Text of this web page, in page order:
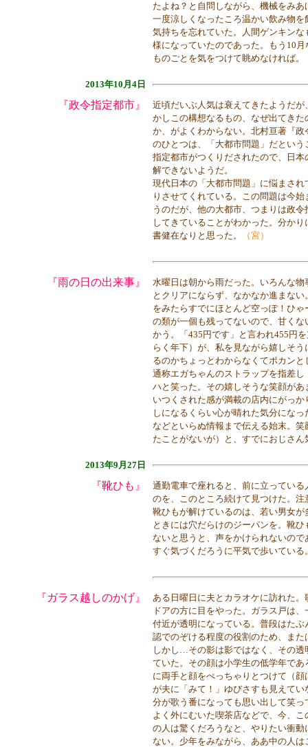
たよね？と自問しながら、機械をみ
一度涼しくなったころ温かい飲み物
気持ちを忘れていた。人間ゲンキン
様になっていたのであった。もう10
ものごとを気をつけて眺めなければ。
2013年10月4日
『政令指定都市』
近頃だいぶ人気は衰えてきたようだ
かしこの構想なるもの、なぜ出てき
か、がよくわからない。北村亘著『
のひとつは、「大都市問題」だとい
指定都市がつくりだされたので、日
解できないようだ。
現代日本の「大都市問題」に悩まさ
りさせてくれている。この問題は今
うのだが、他の大都市、つまりは政
してきていることがわかった。分か
書健在なりと思った。
（宮）
『雨の日の出来事』
水曜日は朝から雨だった。いろんな
とクリアにならず、なかなか進まな
をみたらすでにほとんど空っぽ！ひ
の類が一個も残ってないので、甘く
かう。「435円です」と言われ455円
らく年下）が、私を見ながら嬉しそ
るのかちょっとわからなくてポカン
通称エガちゃんのストラップを指差
ハと笑った。その嬉しそうな笑顔が
いつくされた感が満載の店内にがっ
しになるくらい心が晴れた気分にな
などといらぬ情報まで伝える始末。
たことがないが）と、すでにおじさ
2013年9月27日
『靴ひも』
通勤電車で座れると、前に立ってい
のを、このところ続けて見つけた。
靴ひもが解けているのは、若い男女
ときには穴だらけのジーパンを。靴
ないと思うと、声をかけられないの
すぐ気づくだろうに平気で歩いてい
『ガラス越しのかげ』
ある日曜日に夫とカラオケに訪れた
ドアの方に目をやった。ガラス戸は
付近が透明になっている。普段はた
認でのぞける程度の役割のため、ま
しかし…その影は影ではなく、その
ていた。その顔は小学生の低学年で
に両手と顔をぺっちゃりとつけて（
が夫に「みて！」ゆびさすも見えて
分が歌う番になっても思い出して笑
よく外にむいた喫茶店などで、今、
の人は驚くだろうなと、やりたい衝
ない。少年をみながら、ああ中の人